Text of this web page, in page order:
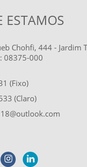
Chohfi, 444 - Jardim
08375-000
(Fixo)
(Claro)